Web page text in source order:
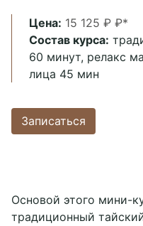
WhatsApp
Социальные сети
Цена: 15 125 ₽ ₽*
Состав курса:
60 минут, релакс
лица 45 мин
Записаться
Основой этого мини-
традиционный